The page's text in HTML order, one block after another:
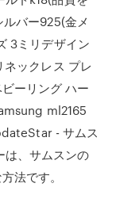
バー925(金メ
3ミリデザイン
ックレス プレ
ーリング ハー
ml2165
- サムス
は、サムスンの
法です。